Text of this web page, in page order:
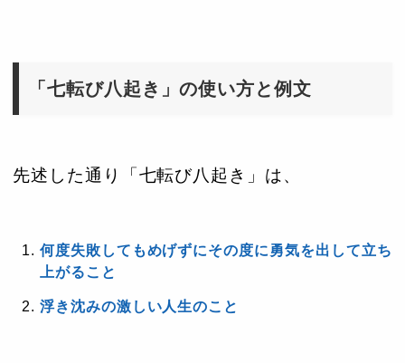
「七転び八起き」の使い方と例文
先述した通り「七転び八起き」は、
何度失敗してもめげずにその度に勇気を出して立ち
上がること
浮き沈みの激しい人生のこと